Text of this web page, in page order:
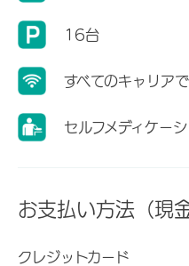
16台
すべてのキャリア
セルフメディケー
お支払い方法（現
クレジットカード